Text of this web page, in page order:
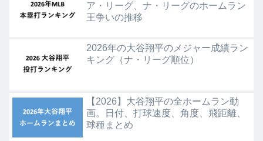
ア・リーグ、ナ・リーグのホームラン
王争いの推移
2026年の大谷翔平のメジャー成績ラン
キング（ナ・リーグ順位）
【2026】大谷翔平の全ホームラン動
画。日付、打球速度、角度、飛距離、
球種まとめ